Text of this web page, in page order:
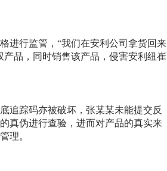
进行监管，“我们在安利公司拿货回来
品，同时销售该产品，侵害安利纽崔
追踪码亦被破坏，张某某未能提交反
真伪进行查验，进而对产品的真实来
理。